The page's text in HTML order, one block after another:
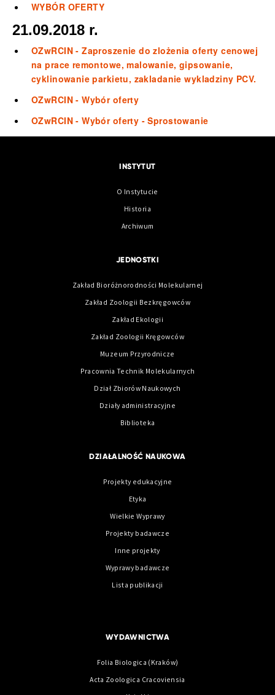
WYBÓR OFERTY
21.09.2018 r.
OZwRCIN - Zaproszenie do zlożenia oferty cenowej
na prace remontowe, malowanie, gipsowanie,
cyklinowanie parkietu, zakladanie wykladziny PCV.
OZwRCIN - Wybór oferty
OZwRCIN - Wybór oferty - Sprostowanie
INSTYTUT
O Instytucie
Historia
Archiwum
JEDNOSTKI
Zakład Bioróżnorodności Molekularnej
Zakład Zoologii Bezkręgowców
Zakład Ekologii
Zakład Zoologii Kręgowców
Muzeum Przyrodnicze
Pracownia Technik Molekularnych
Dział Zbiorów Naukowych
Działy administracyjne
Biblioteka
DZIAŁALNOŚĆ NAUKOWA
Projekty edukacyjne
Etyka
Wielkie Wyprawy
Projekty badawcze
Inne projekty
Wyprawy badawcze
Lista publikacji
WYDAWNICTWA
Folia Biologica (Kraków)
Acta Zoologica Cracoviensia